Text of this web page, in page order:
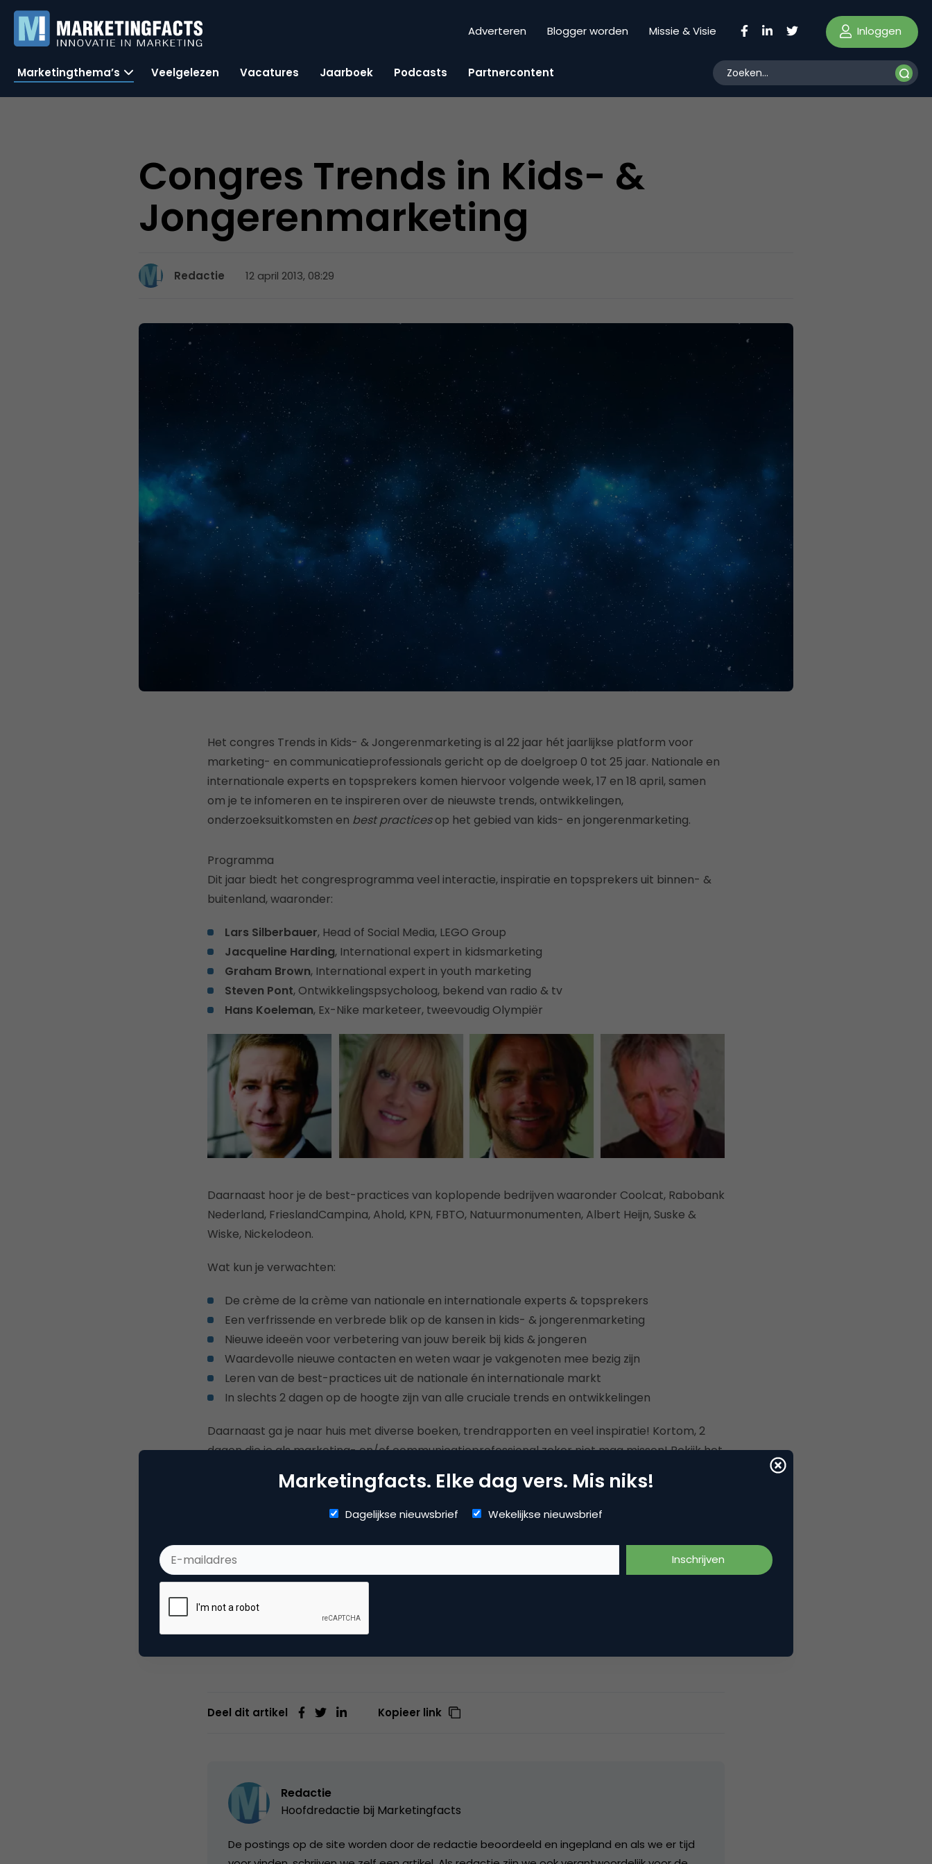
Adverteren Blogger worden Missie & Visie Inloggen
Marketingthema’s Veelgelezen Vacatures Jaarboek Podcasts Partnercontent
Congres Trends in Kids- &
Jongerenmarketing
Redactie 12 april 2013, 08:29
Het congres Trends in Kids- & Jongerenmarketing is al 22 jaar hét jaarlijkse platform voor
marketing- en communicatieprofessionals gericht op de doelgroep 0 tot 25 jaar. Nationale en
internationale experts en topsprekers komen hiervoor volgende week, 17 en 18 april, samen
om je te infomeren en te inspireren over de nieuwste trends, ontwikkelingen,
onderzoeksuitkomsten en best practicesop het gebied van kids- en jongerenmarketing.
Programma
Dit jaar biedt het congresprogramma veel interactie, inspiratie en topsprekers uit binnen- &
buitenland, waaronder:
Lars Silberbauer, Head of Social Media, LEGO Group
Jacqueline Harding, International expert in kidsmarketing
Graham Brown, International expert in youth marketing
Steven Pont, Ontwikkelingspsycholoog, bekend van radio & tv
Hans Koeleman, Ex-Nike marketeer, tweevoudig Olympiër
Daarnaast hoor je de best-practices van koplopende bedrijven waaronder Coolcat, Rabobank
Nederland, FrieslandCampina, Ahold, KPN, FBTO, Natuurmonumenten, Albert Heijn, Suske &
Wiske, Nickelodeon.
Wat kun je verwachten:
De crème de la crème van nationale en internationale experts & topsprekers
Een verfrissende en verbrede blik op de kansen in kids- & jongerenmarketing
Nieuwe ideeën voor verbetering van jouw bereik bij kids & jongeren
Waardevolle nieuwe contacten en weten waar je vakgenoten mee bezig zijn
Leren van de best-practices uit de nationale én internationale markt
In slechts 2 dagen op de hoogte zijn van alle cruciale trends en ontwikkelingen
Daarnaast ga je naar huis met diverse boeken, trendrapporten en veel inspiratie! Kortom, 2
dagen die je als marketing- en/of communicatieprofessional zeker niet mag missen! Bekijk het
complete 2-daagse programma en alle sprekers op
Trends in Kids- en Jongerenmarketing
Schrijf je in met 10% lezerskorting!
korting van 10% op de deelnameprijs. Let op: wanneer je beide dagen komt, ontvang je ook nog
eens een
Wil je gebruikmaken van deze korting, vul dan in het kortingscodeveld
van Trends in Kids- en Jongerenmarketing de code ‘
Deel dit artikel Kopieer link
Redactie
Hoofdredactie bij Marketingfacts
De postings op de site worden door de redactie beoordeeld en ingepland en als we er tijd
Marketingfacts. Elke dag vers. Mis niks!
Dagelijkse nieuwsbrief Wekelijkse nieuwsbrief